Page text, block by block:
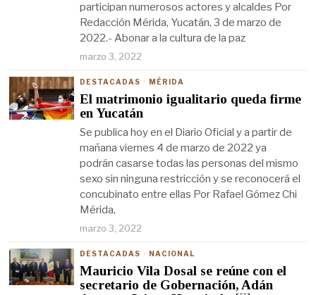
participan numerosos actores y alcaldes Por
Redacción Mérida, Yucatán, 3 de marzo de
2022.- Abonar a la cultura de la paz
marzo 3, 2022
DESTACADAS · MÉRIDA
El matrimonio igualitario queda firme
en Yucatán
Se publica hoy en el Diario Oficial y a partir de
mañana viernes 4 de marzo de 2022 ya
podrán casarse todas las personas del mismo
sexo sin ninguna restricción y se reconocerá el
concubinato entre ellas Por Rafael Gómez Chi
Mérida,
marzo 3, 2022
DESTACADAS · NACIONAL
Mauricio Vila Dosal se reúne con el
secretario de Gobernación, Adán